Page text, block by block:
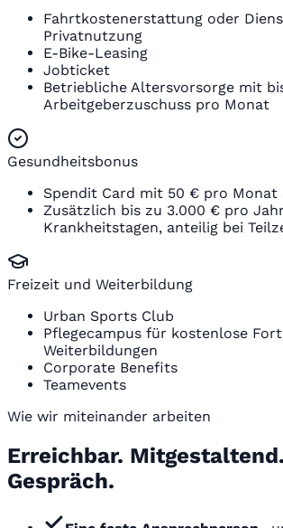
Fahrtkostenerstattung oder
Privatnutzung
E-Bike-Leasing
Jobticket
Betriebliche Altersvorsorge mit
Arbeitgeberzuschuss pro Monat
Gesundheitsbonus
Spendit Card mit 50 € pro Monat
Zusätzlich bis zu 3.000 € pro
Krankheitstagen, anteilig bei
Freizeit und Weiterbildung
Urban Sports Club
Pflegecampus für kostenlose
Weiterbildungen
Corporate Benefits
Teamevents
Wie wir miteinander arbeiten
Erreichbar.
Gespräch.